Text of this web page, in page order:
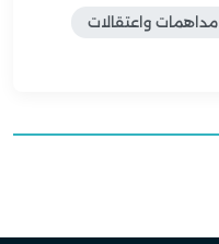
مداهمات واعتقالات